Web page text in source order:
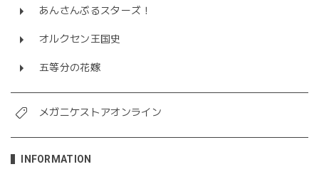
あんさんぶるスターズ！
オルクセン王国史
五等分の花嫁
メガニケストアオンライン
INFORMATION